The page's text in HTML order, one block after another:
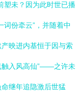
塑未？因为此时世已播
词份牵云”，并随着中
映进内基恒于因与索
触入风高仙”——之许未
继年追隐激后世猛